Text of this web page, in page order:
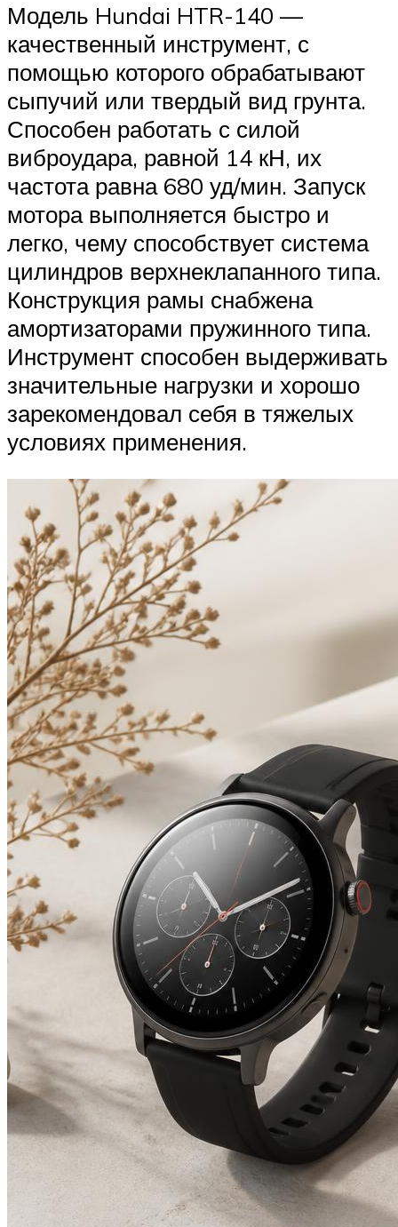
Модель Hundai HTR-140 —
качественный инструмент, с
помощью которого обрабатывают
сыпучий или твердый вид грунта.
Способен работать с силой
виброудара, равной 14 кН, их
частота равна 680 уд/мин. Запуск
мотора выполняется быстро и
легко, чему способствует система
цилиндров верхнеклапанного типа.
Конструкция рамы снабжена
амортизаторами пружинного типа.
Инструмент способен выдерживать
значительные нагрузки и хорошо
зарекомендовал себя в тяжелых
условиях применения.